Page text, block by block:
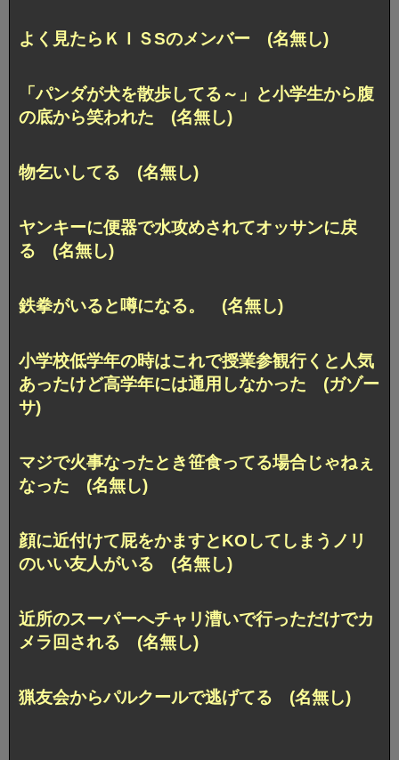
よく見たらＫＩＳSのメンバー (名無し)
「パンダが犬を散歩してる～」と小学生から腹
の底から笑われた (名無し)
物乞いしてる (名無し)
ヤンキーに便器で水攻めされてオッサンに戻
る (名無し)
鉄拳がいると噂になる。 (名無し)
小学校低学年の時はこれで授業参観行くと人気
あったけど高学年には通用しなかった (ガゾー
サ)
マジで火事なったとき笹食ってる場合じゃねぇ
なった (名無し)
顔に近付けて屁をかますとKOしてしまうノリ
のいい友人がいる (名無し)
近所のスーパーへチャリ漕いで行っただけでカ
メラ回される (名無し)
猟友会からパルクールで逃げてる (名無し)